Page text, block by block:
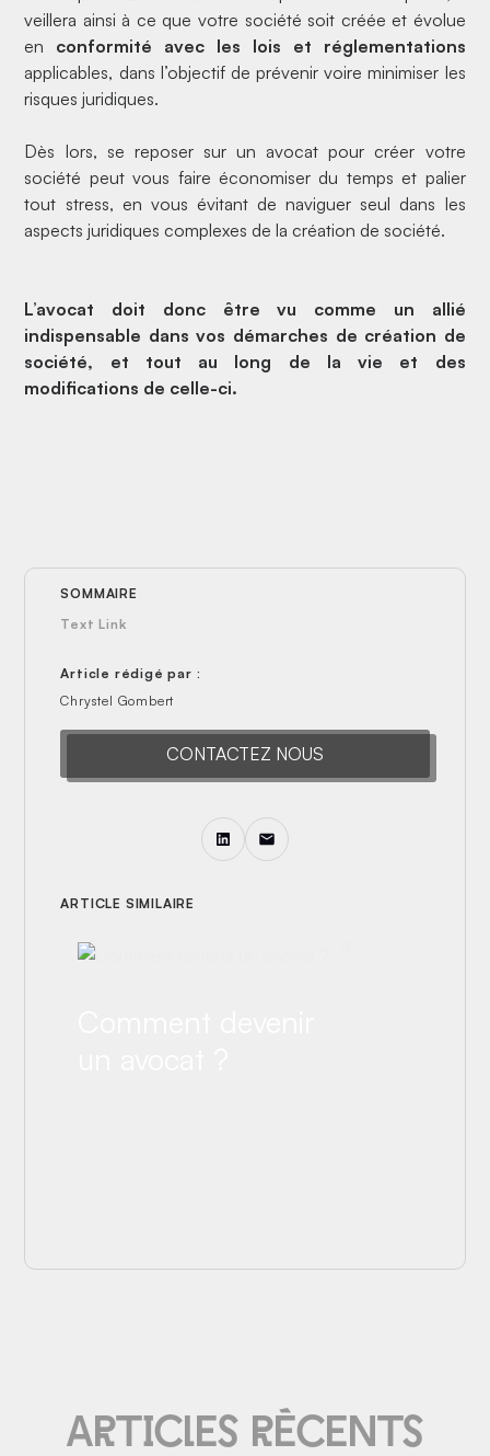
veillera ainsi à ce que votre société soit créée et évolue
en conformité avec les lois et réglementations
applicables, dans l’objectif de prévenir voire minimiser les
risques juridiques.
Dès lors, se reposer sur un avocat pour créer votre
société peut vous faire économiser du temps et palier
tout stress, en vous évitant de naviguer seul dans les
aspects juridiques complexes de la création de société.
L’avocat doit donc être vu comme un allié
indispensable dans vos démarches de création de
société, et tout au long de la vie et des
modifications de celle-ci.
SOMMAIRE
Text Link
Article rédigé par :
Chrystel Gombert
CONTACTEZ NOUS
ARTICLE SIMILAIRE
Articles réce Nts